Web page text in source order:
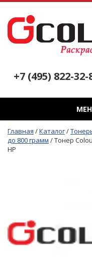
+7 (495) 822-32-
Главная /Каталог/
до 800 грамм /Тонер
HP